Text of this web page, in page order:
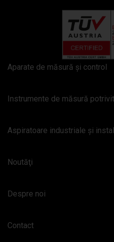
Aparate de măsură şi control
Instrumente de măsură
Aspiratoare industriale și
Noutăţi
Despre noi
Contact